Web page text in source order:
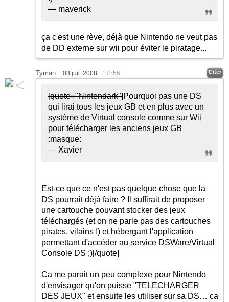
— maverick
ça c'est une rève, déjà que Nintendo ne veut pas
de DD externe sur wii pour éviter le piratage...
Tyman 03 juil. 2008 17h56 Citer
[quote="Nintendark"]Pourquoi pas une DS
qui lirai tous les jeux GB et en plus avec un
système de Virtual console comme sur Wii
pour télécharger les anciens jeux GB
:masque:
— Xavier
Est-ce que ce n'est pas quelque chose que la
DS pourrait déjà faire ? Il suffirait de proposer
une cartouche pouvant stocker des jeux
téléchargés (et on ne parle pas des cartouches
pirates, vilains !) et hébergant l'application
permettant d'accéder au service DSWare/Virtual
Console DS ;)[/quote]
Ca me parait un peu complexe pour Nintendo
d'envisager qu'on puisse "TELECHARGER
DES JEUX" et ensuite les utiliser sur sa DS… ca